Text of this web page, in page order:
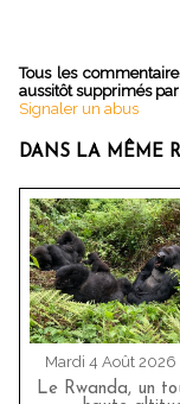
Tous les
aussitôt supprimés
Signaler un abus
DANS LA MÊME
Mardi 4 Août
Le Rwanda, un